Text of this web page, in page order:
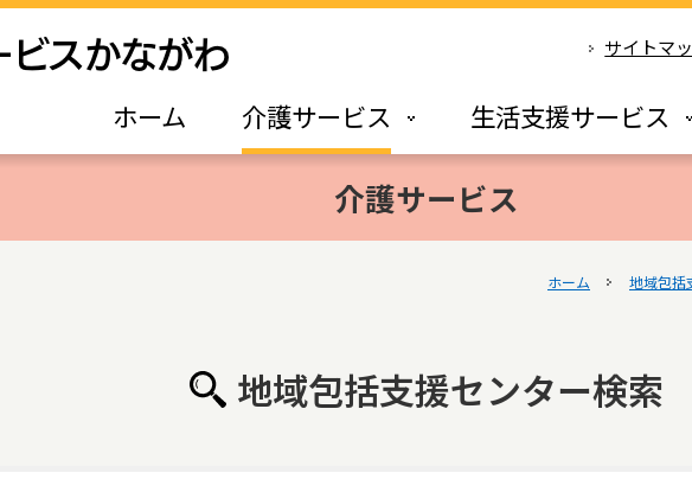
サイトマ
ホーム 介護サービス 生活支援サービス
介護サービス
ホーム 地域包括
地域包括支援センター検索